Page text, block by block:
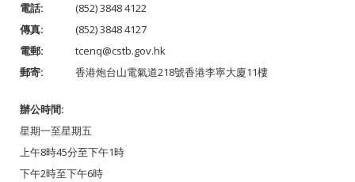
電話:
(852) 3848 4122
傳真:
(852) 3848 4127
電郵:
tcenq@cstb.gov.hk
郵寄:
香港炮台山電氣道218號香港李寧大廈11樓
辦公時間:
星期一至星期五
上午8時45分至下午1時
下午2時至下午6時